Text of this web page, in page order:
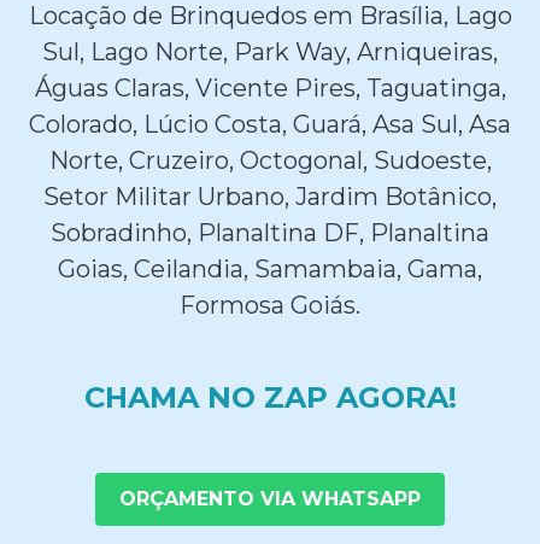
Locação de Brinquedos em Brasília, Lago
Sul, Lago Norte, Park Way, Arniqueiras,
Águas Claras, Vicente Pires, Taguatinga,
Colorado, Lúcio Costa, Guará, Asa Sul, Asa
Norte, Cruzeiro, Octogonal, Sudoeste,
Setor Militar Urbano, Jardim Botânico,
Sobradinho, Planaltina DF, Planaltina
Goias, Ceilandia, Samambaia, Gama,
Formosa Goiás.
CHAMA NO ZAP AGORA!
ORÇAMENTO VIA WHATSAPP